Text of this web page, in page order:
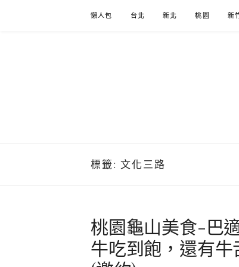
懶人包 台北 新北 桃園 新
標籤: 文化三路
桃園龜山美食-巴
牛吃到飽，還有